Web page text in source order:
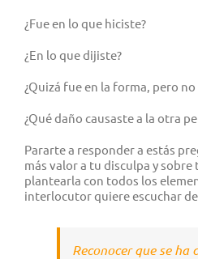
¿Fue en lo que hiciste?
¿En lo que dijiste?
¿Quizá fue en la forma, pero
¿Qué daño causaste a la otra
Pararte a responder a estás
más valor a tu disculpa y sobre
plantearla con todos los
interlocutor quiere escuchar de
Reconocer que se ha